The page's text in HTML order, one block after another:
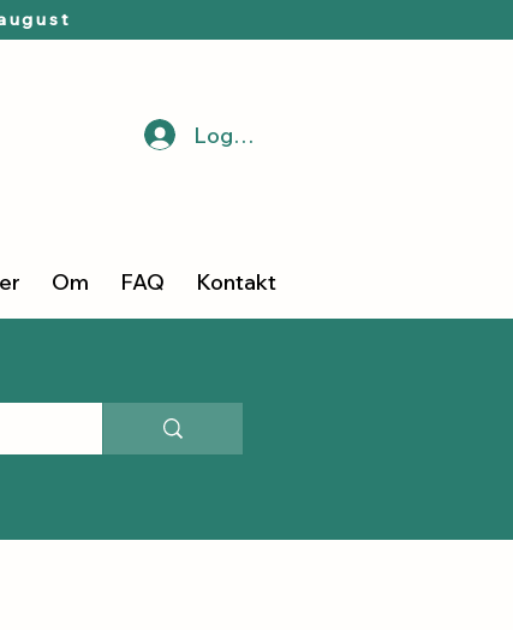
Logg inn
Om FAQ Kontakt